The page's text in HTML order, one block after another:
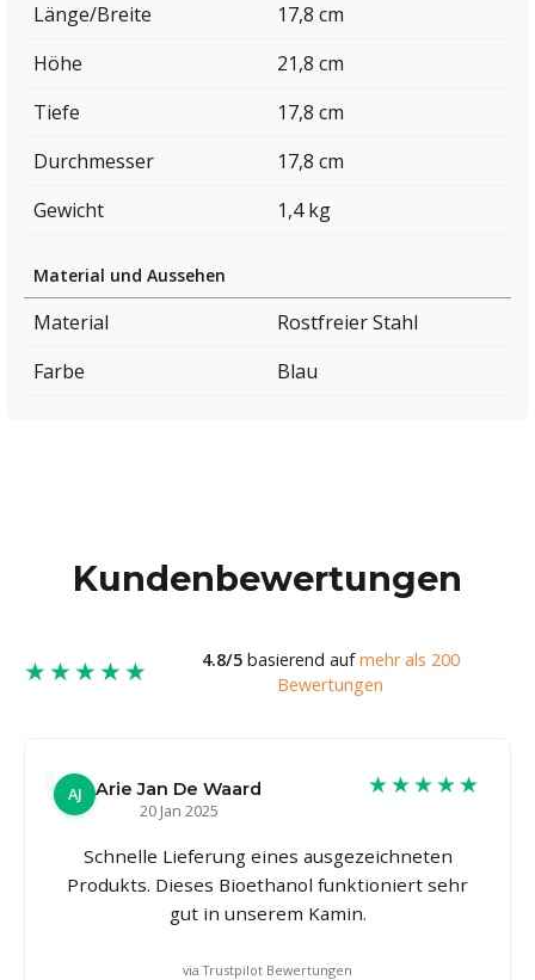
Länge/Breite
17,8 cm
Höhe
21,8 cm
Tiefe
17,8 cm
Durchmesser
17,8 cm
Gewicht
1,4 kg
Material und Aussehen
Material
Rostfreier Stahl
Farbe
Blau
Kundenbewertungen
★★★★★ 4.8/5basierend aufmehr als 200
Bewertungen
AJ
Arie Jan De Waard
20 Jan 2025
★★★★★
Schnelle Lieferung eines ausgezeichneten
Produkts. Dieses Bioethanol funktioniert sehr
gut in unserem Kamin.
via Trustpilot Bewertungen